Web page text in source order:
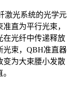
激光系统的光学元
直为平行光束，
在光纤中传递释放
光束，QBH准直器
变为大束腰小发散